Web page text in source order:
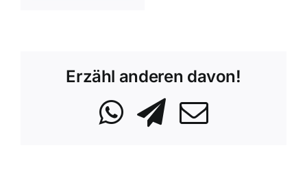
Erzähl anderen davon!
WhatsApp
Telegram
Email